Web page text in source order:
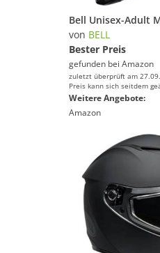
von BELL
Bester Preis
gefunden bei Amazon
zuletzt überprüft am
Preis kann sich seitdem
Weitere Angebote:
Amazon